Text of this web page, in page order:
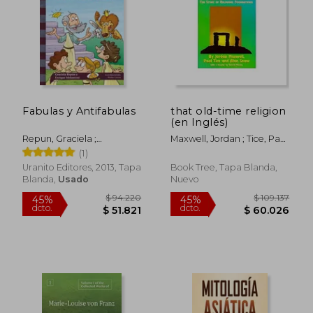
Fabulas y Antifabulas
Repun, Graciela ;
Melantoni, Enrique ;
Carzon, Walter
(1)
Uranito Editores, 2013, Tapa
Blanda, Usado
that old-time religion
(en Inglés)
Maxwell, Jordan ; Tice, Paul
Book Tree, Tapa Blanda,
Nuevo